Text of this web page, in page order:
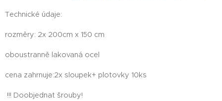
Technické údaje:
rozměry: 2x 200cm x 150 cm
oboustranně lakovaná ocel
cena zahrnuje:2x sloupek+ plotovky 10ks
!!! Doobjednat šrouby!